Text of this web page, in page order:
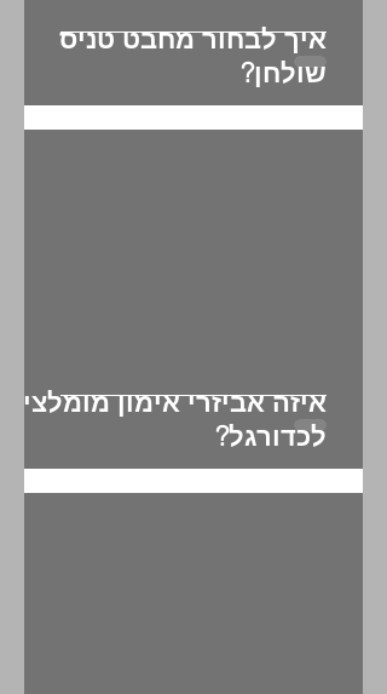
איך לבחור מחבט טניס
שולחן?
איזה אביזרי אימון מומלצים
לכדורגל?